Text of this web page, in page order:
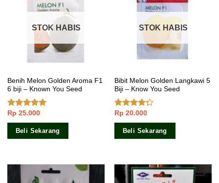
STOK HABIS
Benih Melon Golden Aroma F1
6 biji – Known You Seed
Dinilai5.00
dari 5
Rp 25.000
Beli Sekarang
STOK HABIS
Bibit Melon Golden Langkawi 5
Biji – Know You Seed
Dinilai
4.00dari
Rp 20.000
Beli Sekarang